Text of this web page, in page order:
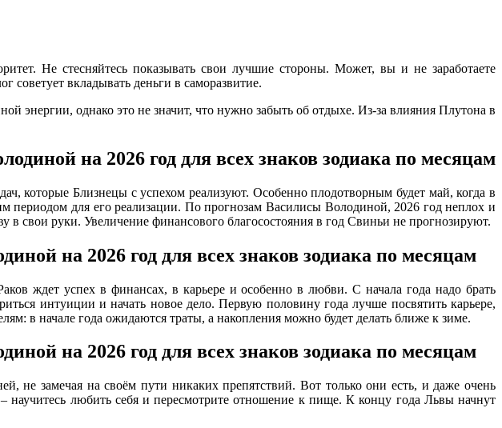
Не стесняйтесь показывать свои лучшие стороны. Может, вы и не заработаете
советует вкладывать деньги в саморазвитие.
энергии, однако это не значит, что нужно забыть об отдыхе. Из-за влияния Плутона в
которые Близнецы с успехом реализуют. Особенно плодотворным будет май, когда в
для его реализации. По прогнозам Василисы Володиной, 2026 год неплох и
в свои руки. Увеличение финансового благосостояния в год Свиньи не прогнозируют.
ждет успех в финансах, в карьере и особенно в любви. С начала года надо брать
интуиции и начать новое дело. Первую половину года лучше посвятить карьере,
в начале года ожидаются траты, а накопления можно будет делать ближе к зиме.
не замечая на своём пути никаких препятствий. Вот только они есть, и даже очень
любить себя и пересмотрите отношение к пище. К концу года Львы начнут